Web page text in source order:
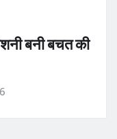
बनी बचत की